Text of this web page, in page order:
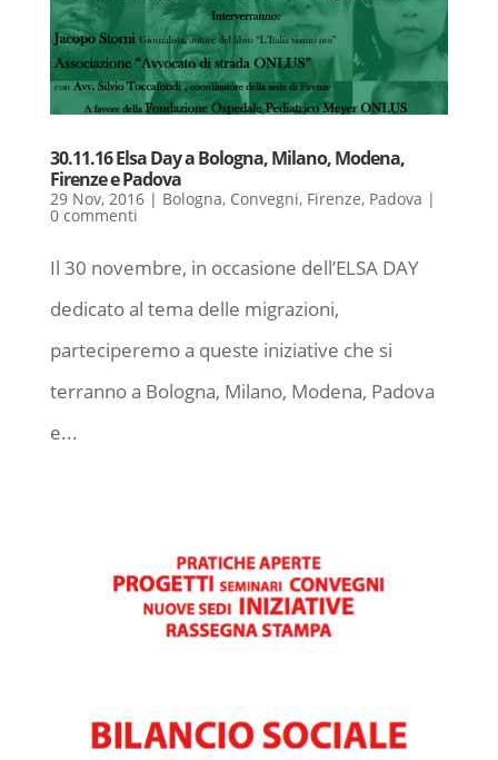
30.11.16 Elsa Day a Bologna, Milano, Modena,
Firenze e Padova
29 Nov, 2016| Bologna, Convegni, Firenze, Padova |
0 commenti
Il 30 novembre, in occasione dell’ELSA DAY
dedicato al tema delle migrazioni,
parteciperemo a queste iniziative che si
terranno a Bologna, Milano, Modena, Padova
e...